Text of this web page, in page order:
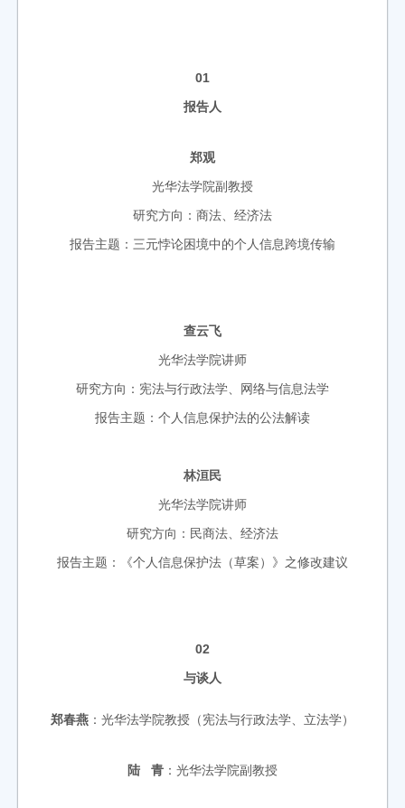
01
报告人
郑观
光华法学院副教授
研究方向：商法、经济法
报告主题：三元悖论困境中的个人信息跨境传输
查云飞
光华法学院讲师
研究方向：宪法与行政法学、网络与信息法学
报告主题：个人信息保护法的公法解读
林洹民
光华法学院讲师
研究方向：民商法、经济法
报告主题：《个人信息保护法（草案）》之修改建议
02
与谈人
郑春燕 ：光华法学院教授（宪法与行政法学、立法学）
陆 青 ：光华法学院副教授